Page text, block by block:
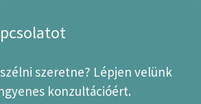
szeretne? Lépjen velünk
konzultációért.